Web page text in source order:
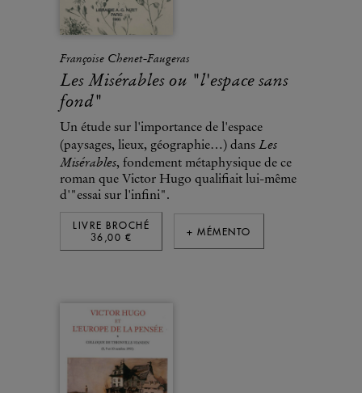
Françoise Chenet-Faugeras
Les Misérables ou "l'espace sans
fond"
Un étude sur l'importance de l'espace
(paysages, lieux, géographie…) dans Les
Misérables, fondement métaphysique de ce
roman que Victor Hugo qualifiait lui-même
d'"essai sur l'infini".
LIVRE BROCHÉ
36,00 €
+ MÉMENTO